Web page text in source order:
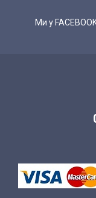
Ми у